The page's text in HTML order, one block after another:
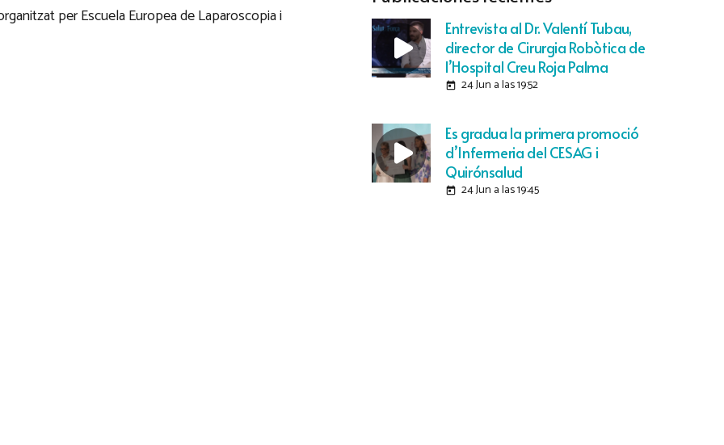
per Escuela Europea de Laparoscopia i
Entrevista al Dr. Valentí Tubau,
director de Cirurgia Robòtica de
l’Hospital Creu Roja Palma
today 24 Jun a las 19:52
Es gradua la primera promoció
d’Infermeria del CESAG i
Quirónsalud
today 24 Jun a las 19:45